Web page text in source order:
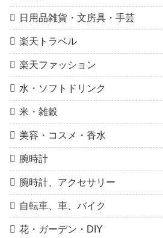
日用品雑貨・文房具・手芸
楽天トラベル
楽天ファッション
水・ソフトドリンク
米・雑穀
美容・コスメ・香水
腕時計
腕時計、アクセサリー
自転車、車、バイク
花・ガーデン・DIY